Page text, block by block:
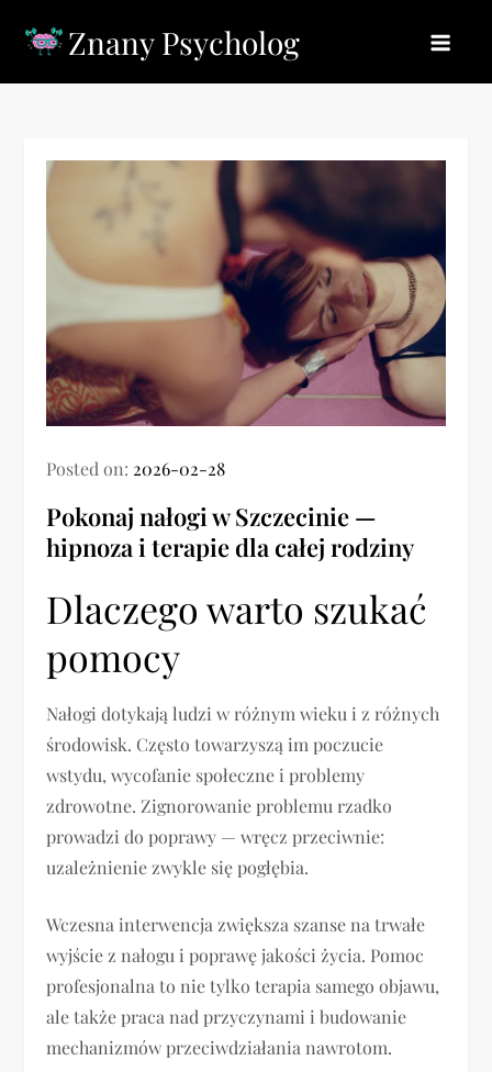
Znany Psycholog
Posted on: 2026-02-28
Pokonaj nałogi w Szczecinie —
hipnoza i terapie dla całej rodziny
Dlaczego warto szukać
pomocy
Nałogi dotykają ludzi w różnym wieku i z różnych
środowisk. Często towarzyszą im poczucie
wstydu, wycofanie społeczne i problemy
zdrowotne. Zignorowanie problemu rzadko
prowadzi do poprawy — wręcz przeciwnie:
uzależnienie zwykle się pogłębia.
Wczesna interwencja zwiększa szanse na trwałe
wyjście z nałogu i poprawę jakości życia. Pomoc
profesjonalna to nie tylko terapia samego objawu,
ale także praca nad przyczynami i budowanie
mechanizmów przeciwdziałania nawrotom.